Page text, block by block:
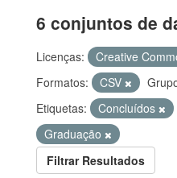
6 conjuntos de
Licenças:
Creative
Formatos:
CSV
Etiquetas:
Concluídos
Graduação
Filtrar Resultados